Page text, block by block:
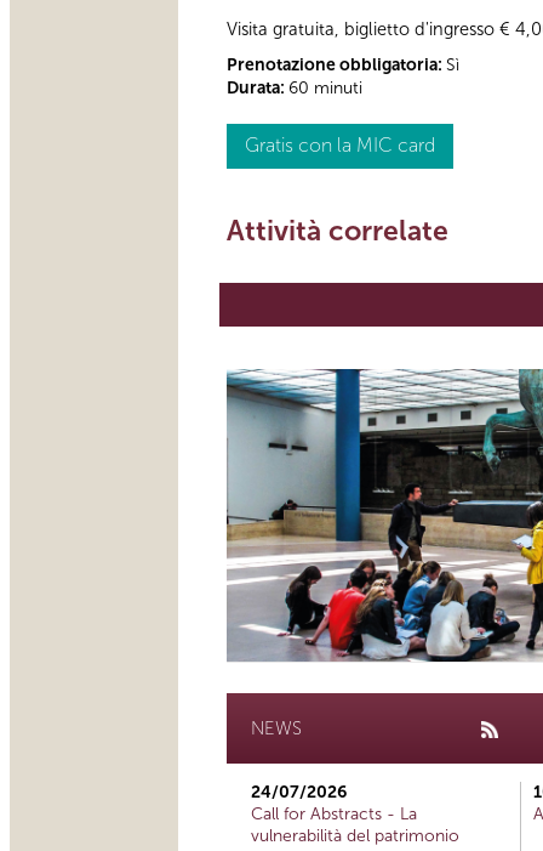
Visita gratuita, biglietto d'ingresso €
Prenotazione obbligatoria: Sì
Durata: 60 minuti
Gratis con la MIC card
Attività correlate
NEWS
24/07/2026
Call for Abstracts - La
vulnerabilità del patrimonio